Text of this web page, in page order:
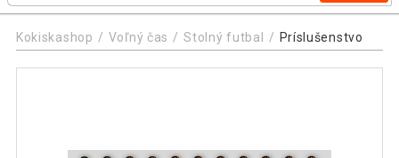
Kokiskashop Voľný čas Stolný futbal Príslušenstvo